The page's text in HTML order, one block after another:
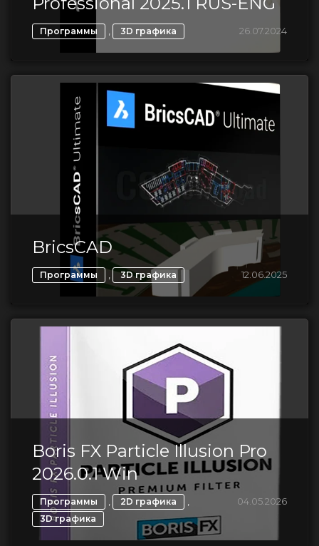
Программы , 3D графика 26.07.2024
BricsCAD
Программы , 3D графика 12.06.2025
Boris FX Particle Illusion Pro
2026.0.1 Win
Программы , 2D графика ,
3D графика
04.05.2026